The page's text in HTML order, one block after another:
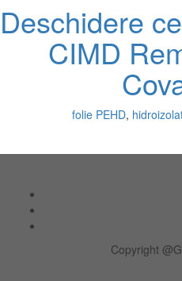
Deschidere
CIMD
folie PEHD,
Copyright